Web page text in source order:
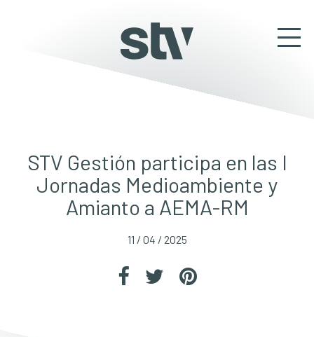
STV Gestión participa en las I
Jornadas Medioambiente y
Amianto a AEMA-RM
11 / 04 / 2025